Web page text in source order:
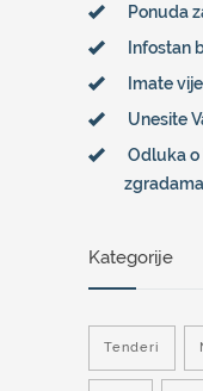
Ponuda
Infostan
Imate
Unesite
Odluka
zgradama
Kategorije
Tenderi